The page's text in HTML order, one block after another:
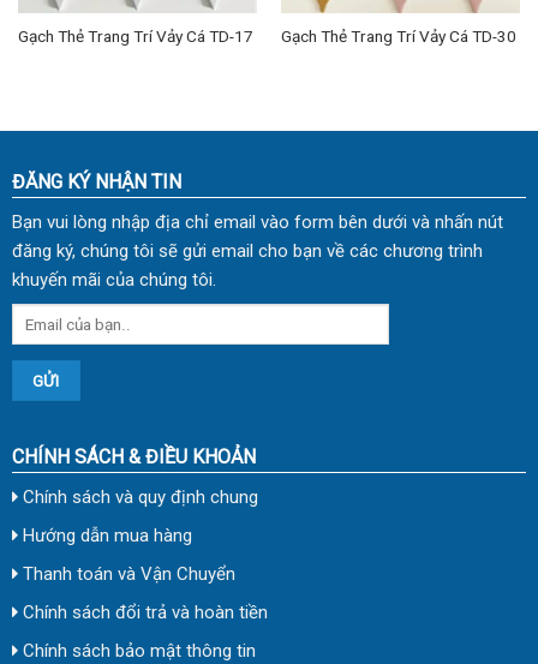
Gạch Thẻ Trang Trí Vảy Cá TD-17 Gạch Thẻ Trang Trí Vảy Cá TD-30
ĐĂNG KÝ NHẬN TIN
Bạn vui lòng nhập địa chỉ email vào form bên dưới và nhấn nút
đăng ký, chúng tôi sẽ gửi email cho bạn về các chương trình
khuyến mãi của chúng tôi.
CHÍNH SÁCH & ĐIỀU KHOẢN
Chính sách và quy định chung
Hướng dẫn mua hàng
Thanh toán và Vận Chuyển
Chính sách đổi trả và hoàn tiền
Chính sách bảo mật thông tin